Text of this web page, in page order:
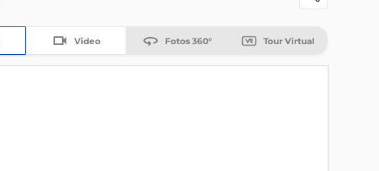
Video Fotos 360° Tour Virtual